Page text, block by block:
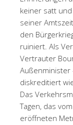
keiner satt
seiner
den
ruiniert. Als
Vertrauter
diskreditiert
Das
Tagen, das
eröffneten